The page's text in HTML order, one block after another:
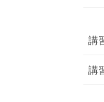
講
講